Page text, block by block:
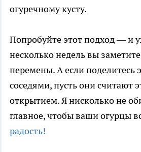
огуречному кусту.
Попробуйте этот подход — и
несколько недель вы
перемены. А если поделитесь
соседями, пусть они
открытием. Я нисколько не
главное, чтобы ваши огурцы
радость!